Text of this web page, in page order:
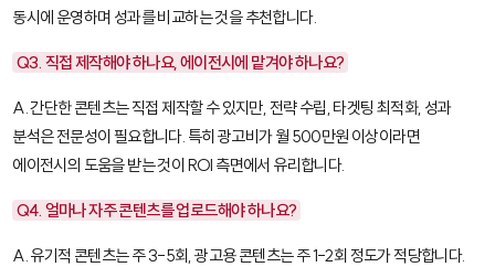
동시에 운영하며 성과를 비교하는 것을 추천합니다.
Q3. 직접 제작해야 하나요, 에이전시에 맡겨야 하나요?
A. 간단한 콘텐츠는 직접 제작할 수 있지만, 전략 수립, 타겟팅 최적화, 성과
분석은 전문성이 필요합니다. 특히 광고비가 월 500만원 이상이라면
에이전시의 도움을 받는 것이 ROI 측면에서 유리합니다.
Q4. 얼마나 자주 콘텐츠를 업로드해야 하나요?
A. 유기적 콘텐츠는 주 3-5회, 광고용 콘텐츠는 주 1-2회 정도가 적당합니다.